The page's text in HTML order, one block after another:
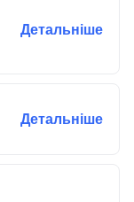
Детальніше
Детальніше